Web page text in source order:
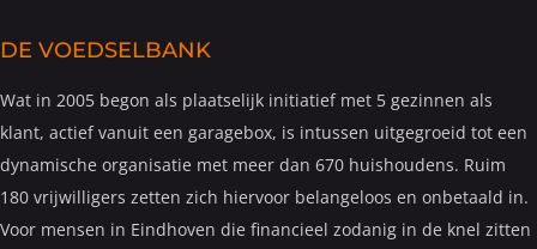
DE VOEDSELBANK
Wat in 2005 begon als plaatselijk initiatief met 5 gezinnen als
klant, actief vanuit een garagebox, is intussen uitgegroeid tot een
dynamische organisatie met meer dan 670 huishoudens. Ruim
180 vrijwilligers zetten zich hiervoor belangeloos en onbetaald in.
Voor mensen in Eindhoven die financieel zodanig in de knel zitten